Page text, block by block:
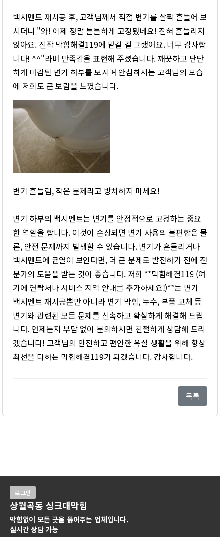
백시멘트 재시공 후, 고객님께서 직접 변기를 살짝 흔들어 보
시더니 "와! 이제 정말 튼튼하게 고정됐네요! 전혀 흔들리지
않아요. 진작 막힘해결119에 맡길 걸 그랬어요. 너무 감사합
니다! ^^"라며 만족감을 표현해 주셨습니다. 깨끗하고 단단
하게 마감된 변기 하부를 보시며 안심하시는 고객님의 모습
에 저희도 큰 보람을 느꼈습니다.
변기 흔들림, 작은 문제라고 방치하지 마세요!
변기 하부의 백시멘트는 변기를 안정적으로 고정하는 중요
한 역할을 합니다. 이것이 손상되면 변기 사용의 불편함은 물
론, 안전 문제까지 발생할 수 있습니다. 변기가 흔들리거나
백시멘트에 균열이 보인다면, 더 큰 문제로 발전하기 전에 전
문가의 도움을 받는 것이 좋습니다. 저희 **막힘해결119 (여
기에 연락처나 서비스 지역 안내를 추가하세요!)**는 변기
백시멘트 재시공뿐만 아니라 변기 막힘, 누수, 부품 교체 등
변기와 관련된 모든 문제를 신속하고 확실하게 해결해 드립
니다. 언제든지 부담 없이 문의하시면 친절하게 상담해 드리
겠습니다! 고객님의 안전하고 편안한 욕실 생활을 위해 항상
최선을 다하는 막힘해결119가 되겠습니다. 감사합니다.
목록
로그인
상월곡동 싱크대막힘
막힘없이 모든 곳을 뚫어주는 업체입니다.
실시간 상담 가능